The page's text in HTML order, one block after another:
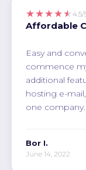
★★★★★ 4.5/
Affordable
Easy and
commence
additional
hosting e-
one company.
Bor I.
June 14, 2022